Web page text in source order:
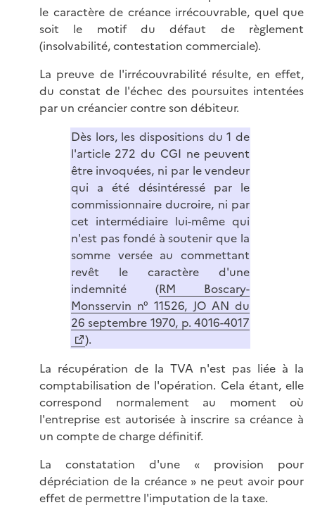
le caractère de créance irrécouvrable, quel que
soit le motif du défaut de règlement
(insolvabilité, contestation commerciale).
La preuve de l'irrécouvrabilité résulte, en effet,
du constat de l'échec des poursuites intentées
par un créancier contre son débiteur.
Dès lors, les dispositions du 1 de
l'article 272 du CGI ne peuvent
être invoquées, ni par le vendeur
qui a été désintéressé par le
commissionnaire ducroire, ni par
cet intermédiaire lui-même qui
n'est pas fondé à soutenir que la
somme versée au commettant
revêt le caractère d'une
indemnité (RM Boscary-
Monsservin n° 11526, JO AN du
26 septembre 1970, p. 4016-4017
).
La récupération de la TVA n'est pas liée à la
comptabilisation de l'opération. Cela étant, elle
correspond normalement au moment où
l'entreprise est autorisée à inscrire sa créance à
un compte de charge définitif.
La constatation d'une « provision pour
dépréciation de la créance » ne peut avoir pour
effet de permettre l'imputation de la taxe.